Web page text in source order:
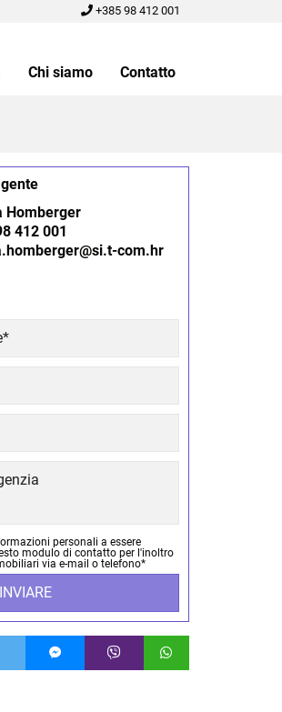
+385 98 412 001
Chi siamo Contatto
Homberger
412 001
com.hr
personali a essere
modulo di contatto per l'inoltro
via e-mail o telefono*
INVIARE